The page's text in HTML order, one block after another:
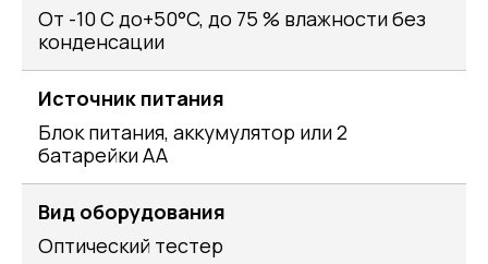
От -10 C до+50°C, до 75 % влажности без
конденсации
Источник питания
Блок питания, аккумулятор или 2
батарейки АА
Вид оборудования
Оптический тестер